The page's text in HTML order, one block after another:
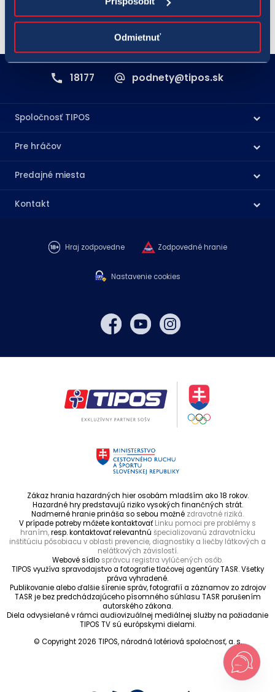
Odmietnuť
resp. výherca pod ktorým sa môže rozumieť osoba mužského, rovnako aj
18177 podnety@tipos.sk
Spoločnosť TIPOS
Pre hráčov
Predajné miesta
Kontakt
Hraj zodpovedne Zodpovedné hranie
Nastavenie cookies
Zákaz hrania hazardných hier osobám mladším ako 18 rokov.
Hazardné hry predstavujú riziko vysokých finančných strát.
Nadmerné hranie prináša so sebou možné zdravotné riziká.
V prípade potreby môžete kontaktovaťLinku pomoci pre problémy s
hraním,resp. kontaktovať relevantnú špecializovanú zdravotnícku
inštitúciu pôsobiacu v oblasti prevencie, diagnostiky a liečby látkových a
nelátkových závislostí.
Webové sídlo správcu registra vylúčených osôb.
TIPOS využíva spravodajstvo a fotografie tlačovej agentúry TASR. Všetky
práva vyhradené.
Publikovanie alebo ďalšie šírenie správ, fotografií a záznamov zo zdrojov
TASR je bez predchádzajúceho písomného súhlasu TASR porušením
autorského zákona.
Diela odvysielané v rámci audiovizuálnej mediálnej služby na požiadanie
TIPOS TV sú európskymi dielami.
© Copyright 2026 TIPOS, národná lotériová spoločnosť, a. s.